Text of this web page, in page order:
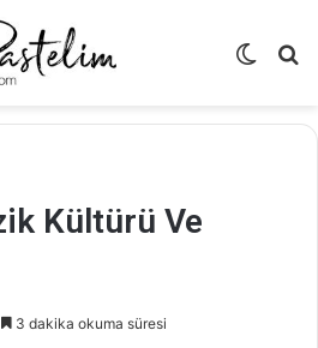
...
Dış
Kültürü Ve
3 dakika okuma süresi